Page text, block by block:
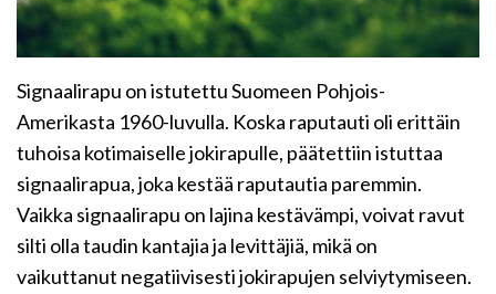
Signaalirapu on istutettu Suomeen Pohjois-
Amerikasta 1960-luvulla. Koska raputauti oli erittäin
tuhoisa kotimaiselle jokirapulle, päätettiin istuttaa
signaalirapua, joka kestää raputautia paremmin.
Vaikka signaalirapu on lajina kestävämpi, voivat ravut
silti olla taudin kantajia ja levittäjiä, mikä on
vaikuttanut negatiivisesti jokirapujen selviytymiseen.